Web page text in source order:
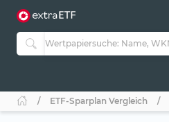
ETF-Sparplan Vergleich